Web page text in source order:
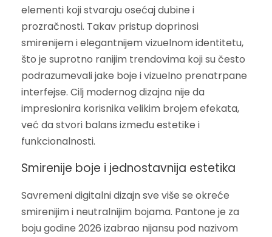
elementi koji stvaraju osećaj dubine i
prozračnosti. Takav pristup doprinosi
smirenijem i elegantnijem vizuelnom identitetu,
što je suprotno ranijim trendovima koji su često
podrazumevali jake boje i vizuelno prenatrpane
interfejse. Cilj modernog dizajna nije da
impresionira korisnika velikim brojem efekata,
već da stvori balans između estetike i
funkcionalnosti.
Smirenije boje i jednostavnija estetika
Savremeni digitalni dizajn sve više se okreće
smirenijim i neutralnijim bojama. Pantone je za
boju godine 2026 izabrao nijansu pod nazivom